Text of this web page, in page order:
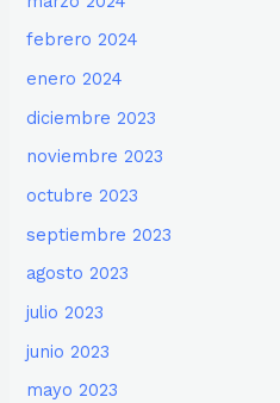
febrero 2024
enero 2024
diciembre 2023
noviembre 2023
octubre 2023
septiembre 2023
agosto 2023
julio 2023
junio 2023
mayo 2023